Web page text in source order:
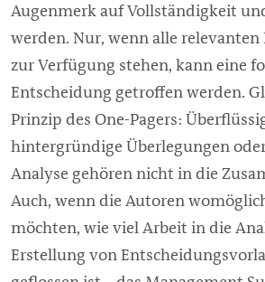
Augenmerk auf Vollständigkeit
werden. Nur, wenn alle
zur Verfügung stehen, kann eine
Entscheidung getroffen werden.
Prinzip des One-Pagers:
hintergründige Überlegungen
Analyse gehören nicht in die
Auch, wenn die Autoren
möchten, wie viel Arbeit in die
Erstellung von